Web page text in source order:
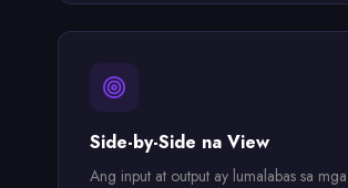
Side-by-Side na View
Ang input at output ay lumalabas sa mga